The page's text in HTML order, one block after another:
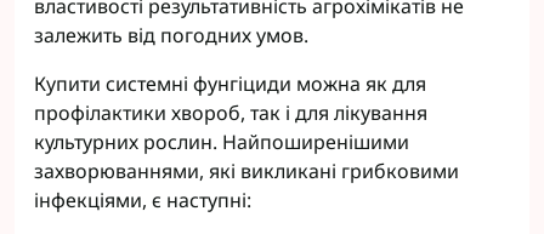
властивості результативність агрохімікатів не
залежить від погодних умов.
Купити системні фунгіциди можна як для
профілактики хвороб, так і для лікування
культурних рослин. Найпоширенішими
захворюваннями, які викликані грибковими
інфекціями, є наступні: